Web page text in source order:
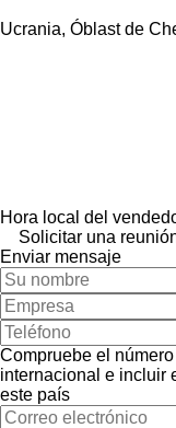
Ucrania, Óblast de
Hora local del
Solicitar una
Enviar mensaje
Compruebe el
internacional e incluir
este país